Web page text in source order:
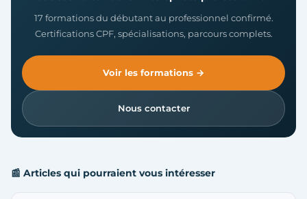
17 formations du débutant au professionnel confirmé.
Certifications CPF, spécialisations, parcours complets.
Voir les formations →
Nous contacter
📰 Articles qui pourraient vous intéresser